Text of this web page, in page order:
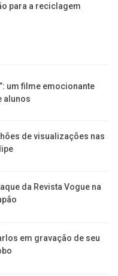
para a reciclagem
um filme emocionante
alunos
de visualizações nas
da Revista Vogue na
em gravação de seu